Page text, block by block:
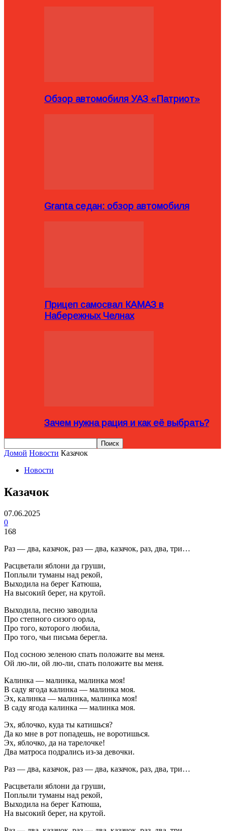
Обзор автомобиля УАЗ «Патриот»
Granta седан: обзор автомобиля
Прицеп самосвал КАМАЗ в
Набережных Челнах
Зачем нужна рация и как её выбрать?
Домой Новости Казачок
Новости
Казачок
07.06.2025
0
168
Раз — два, казачок, раз — два, казачок, раз, два, три…
Расцветали яблони да груши,
Поплыли туманы над рекой,
Выходила на берег Катюша,
На высокий берег, на крутой.
Выходила, песню заводила
Про степного сизого орла,
Про того, которого любила,
Про того, чьи письма берегла.
Под сосною зеленою спать положите вы меня.
Ой лю-ли, ой лю-ли, спать положите вы меня.
Калинка — малинка, малинка моя!
В саду ягода калинка — малинка моя.
Эх, калинка — малинка, малинка моя!
В саду ягода калинка — малинка моя.
Эх, яблочко, куда ты катишься?
Да ко мне в рот попадешь, не воротишься.
Эх, яблочко, да на тарелочке!
Два матроса подрались из-за девочки.
Раз — два, казачок, раз — два, казачок, раз, два, три…
Расцветали яблони да груши,
Поплыли туманы над рекой,
Выходила на берег Катюша,
На высокий берег, на крутой.